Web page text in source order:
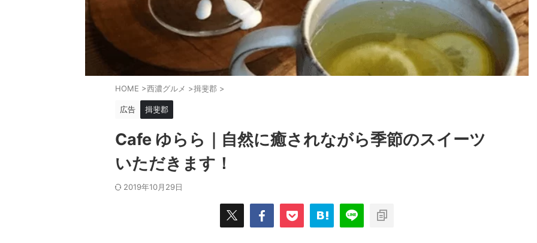
HOME >西濃グルメ >揖斐郡 >
広告 揖斐郡
Cafe ゆらら｜自然に癒されながら季節のスイーツ
いただきます！
2019年10月29日